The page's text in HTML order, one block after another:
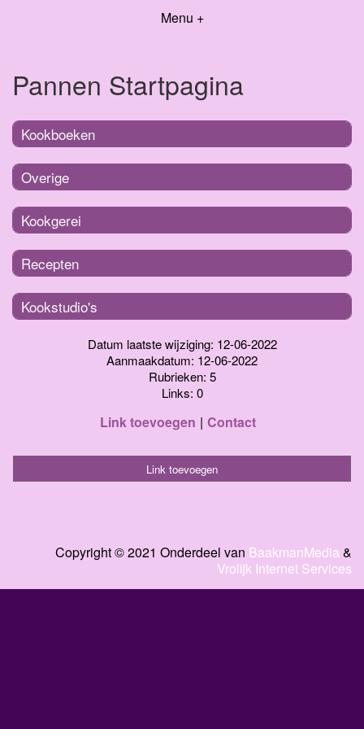
Menu +
Pannen Startpagina
Kookboeken
Overige
Kookgerei
Recepten
Kookstudio's
Datum laatste wijziging: 12-06-2022
Aanmaakdatum: 12-06-2022
Rubrieken: 5
Links: 0
Link toevoegen Contact
Link toevoegen
Copyright © 2021 Onderdeel van BaakmanMedia &
Vrolijk Internet Services